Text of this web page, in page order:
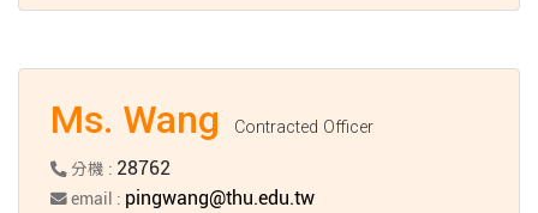
Ms. Wang Contracted Officer
分機 : 28762
email : pingwang@thu.edu.tw